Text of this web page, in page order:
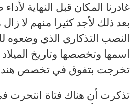
غادرنا المكان قبل النهاية
بعد ذلك لأجد كثيرا منهم لا
النصب التذكاري الذي وضعوه
اسمها وتخصصها وتاريخ الميلاد
تخرجت بتفوق في تخصص
تذكرت أن هناك فتاة انتحرت